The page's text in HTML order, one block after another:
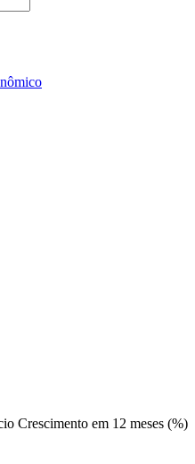
Crescimento em 12 meses (%)